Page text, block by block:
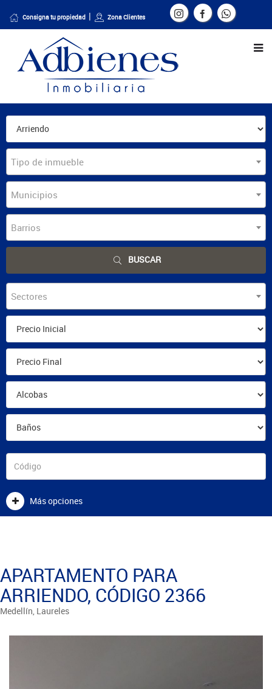
Consigna tu propiedad Zona Clientes
Tipo de inmueble
Municipios
Barrios
BUSCAR
Sectores
Más opciones
APARTAMENTO PARA
ARRIENDO, CÓDIGO 2366
Medellín, Laureles